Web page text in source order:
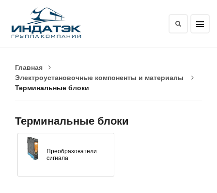
Главная
Электроустановочные компоненты и материалы
Терминальные блоки
Терминальные блоки
Преобразователи
сигнала